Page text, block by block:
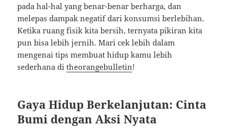
pada hal-hal yang benar-benar berharga, dan
melepas dampak negatif dari konsumsi berlebihan.
Ketika ruang fisik kita bersih, ternyata pikiran kita
pun bisa lebih jernih. Mari cek lebih dalam
mengenai tips membuat hidup kamu lebih
sederhana ditheorangebulletin!
Gaya Hidup Berkelanjutan: Cinta
Bumi dengan Aksi Nyata